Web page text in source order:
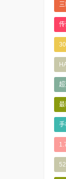
传
手